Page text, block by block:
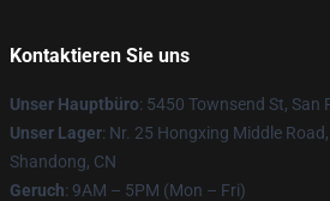
Kontaktieren Sie uns
Unser Hauptbüro: 5450 Townsend St, San
Unser Lager: Nr. 25 Hongxing Middle
Shandong, CN
Geruch: 9AM – 5PM (Mon – Fri)